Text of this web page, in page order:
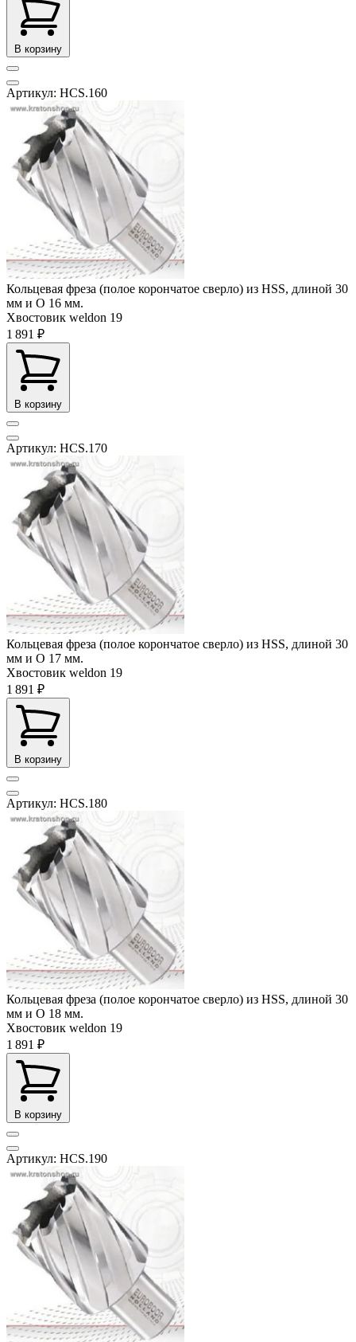
В корзину
Артикул: HCS.160
Кольцевая фреза (полое корончатое сверло) из HSS, длиной 30
мм и O 16 мм.
Хвостовик weldon 19
1 891 ₽
В корзину
Артикул: HCS.170
Кольцевая фреза (полое корончатое сверло) из HSS, длиной 30
мм и O 17 мм.
Хвостовик weldon 19
1 891 ₽
В корзину
Артикул: HCS.180
Кольцевая фреза (полое корончатое сверло) из HSS, длиной 30
мм и O 18 мм.
Хвостовик weldon 19
1 891 ₽
В корзину
Артикул: HCS.190